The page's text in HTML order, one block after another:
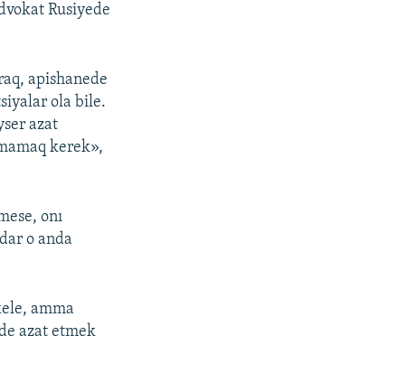
Rusiyede
apishanede
ola bile.
azat
kerek»,
onı
o anda
amma
azat etmek